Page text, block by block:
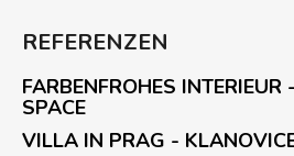
REFERENZEN
FARBENFROHES
SPACE
VILLA IN PRAG -